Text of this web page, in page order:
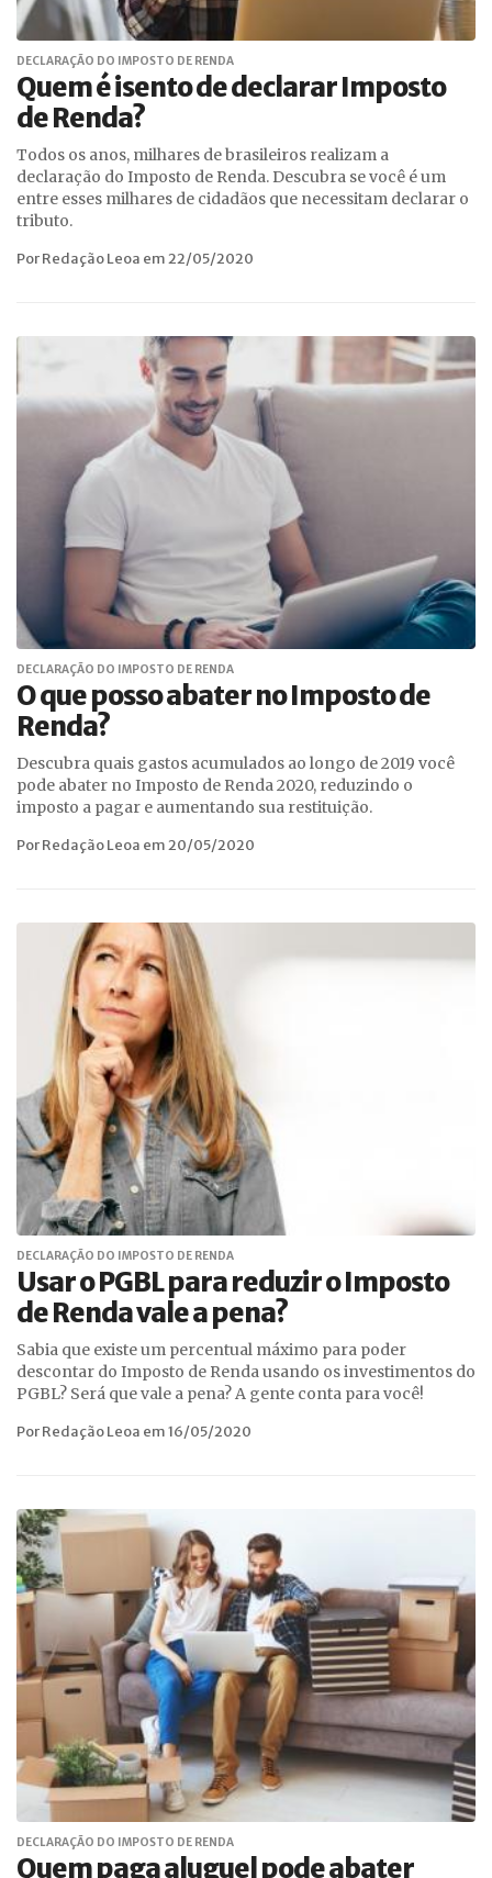
DECLARAÇÃO DO IMPOSTO DE RENDA
Quem é isento de declarar Imposto
de Renda?
Todos os anos, milhares de brasileiros realizam a
declaração do Imposto de Renda. Descubra se você é um
entre esses milhares de cidadãos que necessitam declarar o
tributo.
Por Redação Leoa em 22/05/2020
DECLARAÇÃO DO IMPOSTO DE RENDA
O que posso abater no Imposto de
Renda?
Descubra quais gastos acumulados ao longo de 2019 você
pode abater no Imposto de Renda 2020, reduzindo o
imposto a pagar e aumentando sua restituição.
Por Redação Leoa em 20/05/2020
DECLARAÇÃO DO IMPOSTO DE RENDA
Usar o PGBL para reduzir o Imposto
de Renda vale a pena?
Sabia que existe um percentual máximo para poder
descontar do Imposto de Renda usando os investimentos do
PGBL? Será que vale a pena? A gente conta para você!
Por Redação Leoa em 16/05/2020
DECLARAÇÃO DO IMPOSTO DE RENDA
Quem paga aluguel pode abater